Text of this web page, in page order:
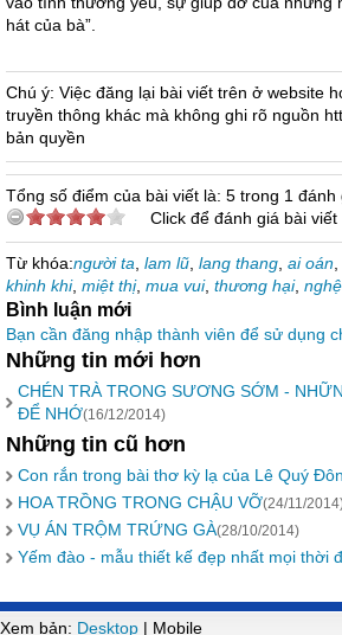
hát của bà”.
Chú ý: Việc đăng lại bài viết trên ở website
truyền thông khác mà không ghi rõ nguồn
bản quyền
Tổng số điểm của bài viết là: 5 trong 1 đánh
Click để đánh giá bài viết
Từ khóa:người ta lam lũ lang thang ai oán
khinh khi, miệt thị, mua vui, thương hại,
Bình luận mới
Bạn cần đăng nhập thành viên để sử dụng
Những tin mới hơn
CHÉN TRÀ TRONG SƯƠNG SỚM -
ĐỂ NHỚ(16/12/2014)
Những tin cũ hơn
Con rắn trong bài thơ kỳ lạ của Lê Quý Đôn
HOA TRỒNG TRONG CHẬU VỠ(24/11/
VỤ ÁN TRỘM TRỨNG GÀ(28/10/2014)
Yếm đào - mẫu thiết kế đẹp nhất mọi thời
Xem bản: Desktop | Mobile